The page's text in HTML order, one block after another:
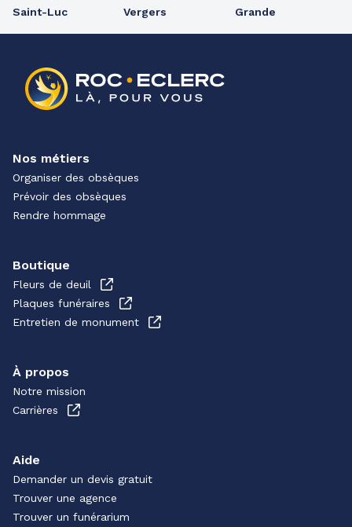
Saint-Luc
Vergers
Grande
Nos métiers
Organiser des obsèques
Prévoir des obsèques
Rendre hommage
Boutique
Fleurs de deuil
Plaques funéraires
Entretien de monument
À propos
Notre mission
Carrières
Aide
Demander un devis gratuit
Trouver une agence
Trouver un funérarium